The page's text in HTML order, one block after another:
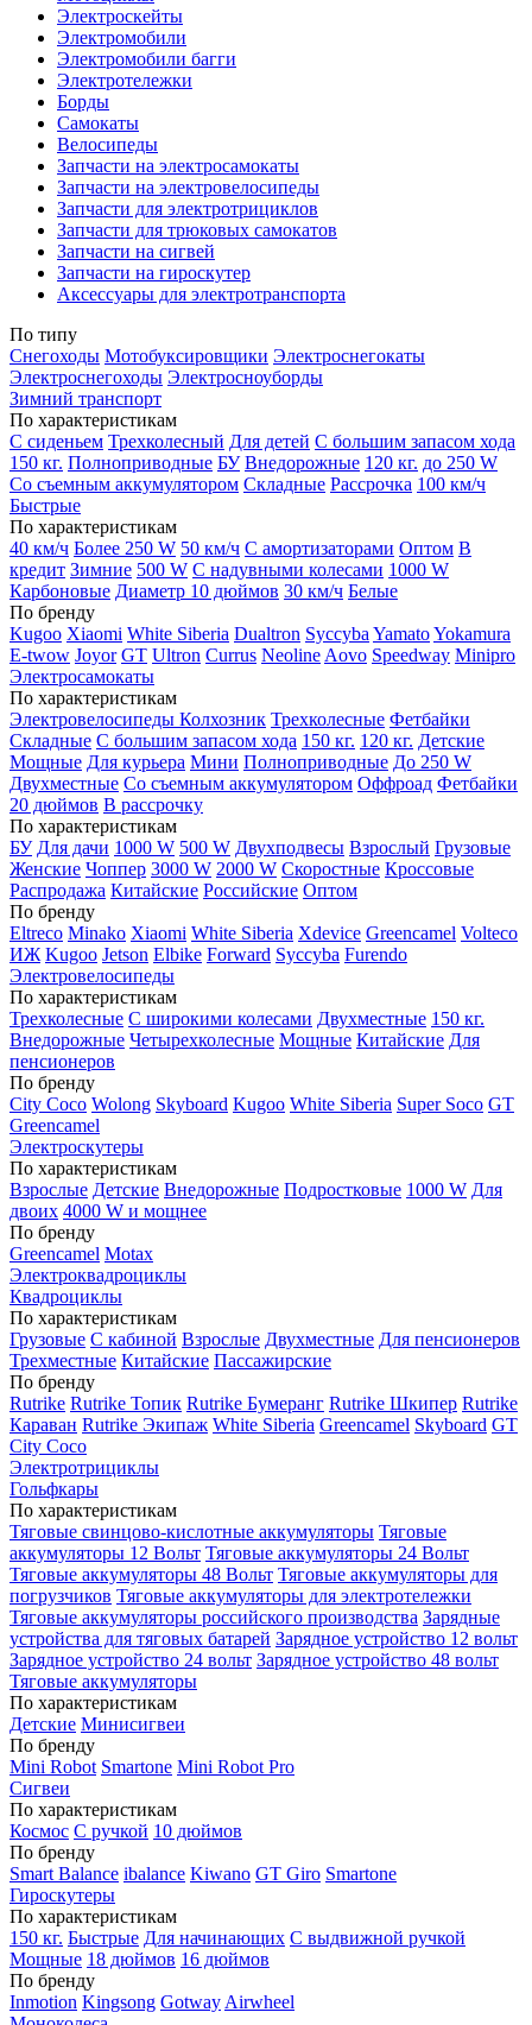
Электроскейты
Электромобили
Электромобили багги
Электротележки
Борды
Самокаты
Велосипеды
Запчасти на электросамокаты
Запчасти на электровелосипеды
Запчасти для электротрициклов
Запчасти для трюковых самокатов
Запчасти на сигвей
Запчасти на гироскутер
Аксессуары для электротранспорта
По типу
Снегоходы Мотобуксировщики Электроснегокаты
Электроснегоходы Электросноуборды
Зимний транспорт
По характеристикам
С сиденьем Трехколесный Для детей С большим запасом хода
150 кг. Полноприводные БУ Внедорожные 120 кг. до 250 W
Со съемным аккумулятором Складные Рассрочка 100 км/ч
Быстрые
По характеристикам
40 км/ч Более 250 W 50 км/ч С амортизаторами Оптом В
кредит Зимние 500 W С надувными колесами 1000 W
Карбоновые Диаметр 10 дюймов 30 км/ч Белые
По бренду
Kugoo Xiaomi White Siberia Dualtron Syccyba YamatoYokamura
E-twow Joyor GT Ultron Currus Neoline Aovo Speedway Minipro
Электросамокаты
По характеристикам
Электровелосипеды Колхозник Трехколесные Фетбайки
Складные С большим запасом хода 150 кг. 120 кг. Детские
Мощные Для курьера Мини Полноприводные До 250 W
Двухместные Со съемным аккумулятором Оффроад Фетбайки
20 дюймов В рассрочку
По характеристикам
БУ Для дачи 1000 W 500 W Двухподвесы Взрослый Грузовые
Женские Чоппер 3000 W 2000 W Скоростные Кроссовые
Распродажа Китайские Российские Оптом
По бренду
Eltreco Minako Xiaomi White Siberia Xdevice Greencamel Volteco
ИЖ Kugoo Jetson Elbike Forward Syccyba Furendo
Электровелосипеды
По характеристикам
Трехколесные С широкими колесами Двухместные 150 кг.
Внедорожные Четырехколесные Мощные Китайские Для
пенсионеров
По бренду
City Coco Wolong Skyboard Kugoo White Siberia Super Soco GT
Greencamel
Электроскутеры
По характеристикам
Взрослые Детские Внедорожные Подростковые 1000 W Для
двоих 4000 W и мощнее
По бренду
Greencamel Motax
Электроквадроциклы
Квадроциклы
По характеристикам
Грузовые С кабиной Взрослые Двухместные Для пенсионеров
Трехместные Китайские Пассажирские
По бренду
Rutrike Rutrike Топик Rutrike Бумеранг Rutrike Шкипер Rutrike
Караван Rutrike Экипаж White Siberia Greencamel Skyboard GT
City Coco
Электротрициклы
Гольфкары
По характеристикам
Тяговые свинцово-кислотные аккумуляторы Тяговые
аккумуляторы 12 Вольт Тяговые аккумуляторы 24 Вольт
Тяговые аккумуляторы 48 Вольт Тяговые аккумуляторы для
погрузчиков Тяговые аккумуляторы для электротележки
Тяговые аккумуляторы российского производства Зарядные
устройства для тяговых батарей Зарядное устройство 12 вольт
Зарядное устройство 24 вольт Зарядное устройство 48 вольт
Тяговые аккумуляторы
По характеристикам
Детские Минисигвеи
По бренду
Mini Robot Smartone Mini Robot Pro
Сигвеи
По характеристикам
Космос С ручкой 10 дюймов
По бренду
Smart Balance ibalance Kiwano GT Giro Smartone
Гироскутеры
По характеристикам
150 кг. Быстрые Для начинающих С выдвижной ручкой
Мощные 18 дюймов 16 дюймов
По бренду
Inmotion Kingsong Gotway Airwheel